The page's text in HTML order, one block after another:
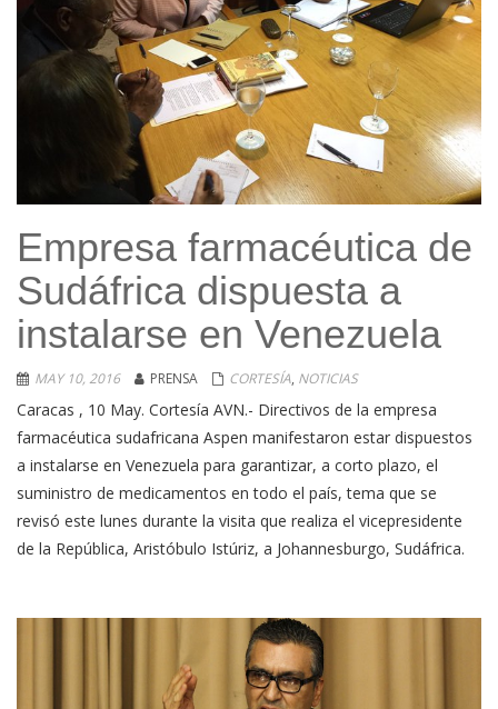
Empresa farmacéutica de
Sudáfrica dispuesta a
instalarse en Venezuela
MAY 10, 2016 PRENSA CORTESÍA, NOTICIAS
Caracas , 10 May. Cortesía AVN.- Directivos de la empresa
farmacéutica sudafricana Aspen manifestaron estar dispuestos
a instalarse en Venezuela para garantizar, a corto plazo, el
suministro de medicamentos en todo el país, tema que se
revisó este lunes durante la visita que realiza el vicepresidente
de la República, Aristóbulo Istúriz, a Johannesburgo, Sudáfrica.